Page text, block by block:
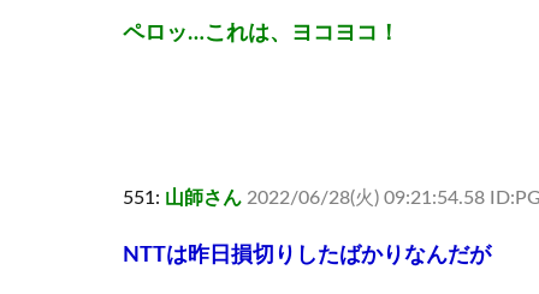
ペロッ…これは、ヨコヨコ！
551: 山師さん 2022/06/28(火) 09:21:54.58
NTTは昨日損切りしたばかりなんだが